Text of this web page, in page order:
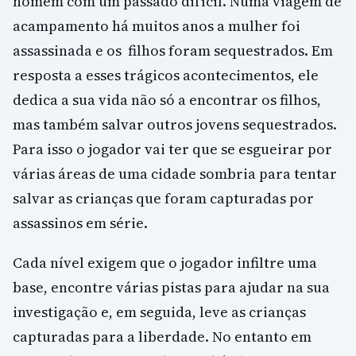
acampamento há muitos anos a mulher foi
assassinada e os filhos foram sequestrados. Em
resposta a esses trágicos acontecimentos, ele
dedica a sua vida não só a encontrar os filhos,
mas também salvar outros jovens sequestrados.
Para isso o jogador vai ter que se esgueirar por
várias áreas de uma cidade sombria para tentar
salvar as crianças que foram capturadas por
assassinos em série.
Cada nível exigem que o jogador infiltre uma
base, encontre várias pistas para ajudar na sua
investigação e, em seguida, leve as crianças
capturadas para a liberdade. No entanto em